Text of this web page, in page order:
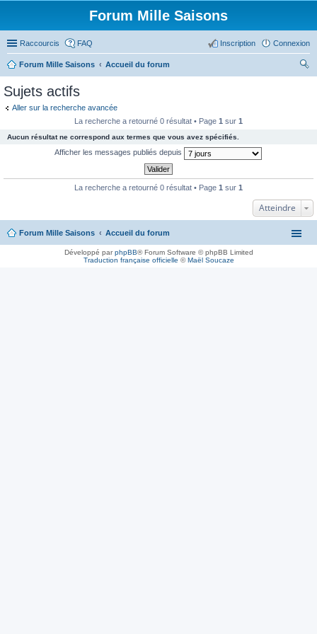
Forum Mille Saisons
Raccourcis FAQ Connexion
Inscription
Forum Mille Saisons
Accueil du forum
Sujets actifs
Aller sur la recherche avancée
La recherche a retourné 0 résultat • Page 1 sur 1
Aucun résultat ne correspond aux termes que vous avez spécifiés.
Afficher les messages publiés depuis
La recherche a retourné 0 résultat • Page 1 sur 1
Atteindre
Forum Mille Saisons Accueil du forum
Développé parphpBB® Forum Software © phpBB Limited
Traduction française officielle ©Maël Soucaze